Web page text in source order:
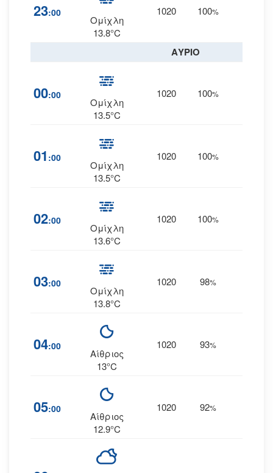
23:00
Ομίχλη
13.8°C
1020 100%
ΑΥΡΙΟ
00:00
Ομίχλη
13.5°C
1020 100%
01 :00
Ομίχλη
13.5°C
1020 100%
02:00
Ομίχλη
13.6°C
1020 100%
03:00
Ομίχλη
13.8°C
1020 98%
04:00
Αίθριος
13°C
1020 93%
05:00
Αίθριος
12.9°C
1020 92%